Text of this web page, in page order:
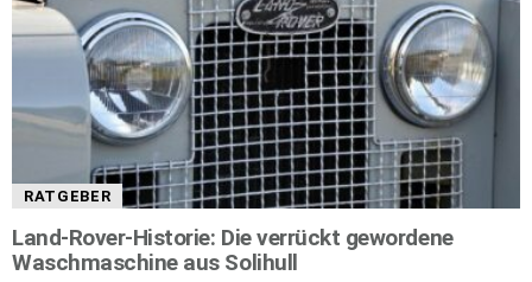
RATGEBER
Land-Rover-Historie: Die verrückt gewordene
Waschmaschine aus Solihull